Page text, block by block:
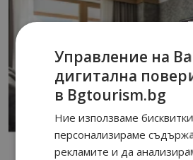
Управление на
дигитална
в Bgtourism.bg
Ние използваме
персонализираме
рекламите и да